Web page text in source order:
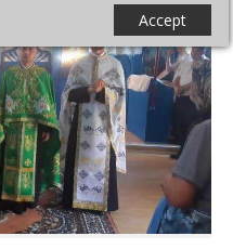
Accept